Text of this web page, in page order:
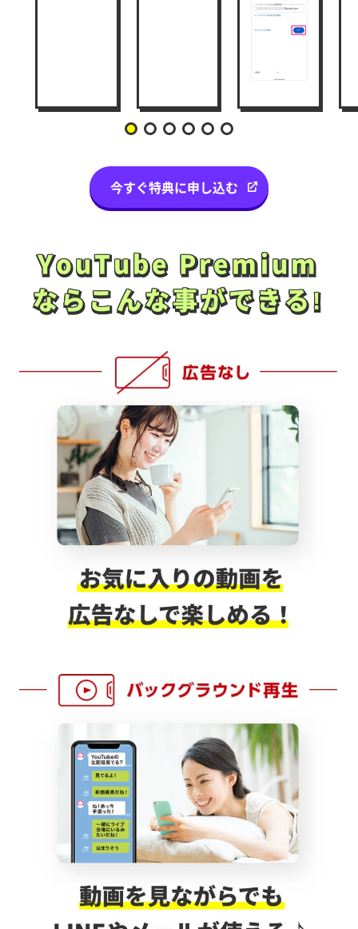
今すぐ特典に申し込む
YouTube Premium
ならこんな事ができる!
YouTube Premium
ならこんな事ができる!